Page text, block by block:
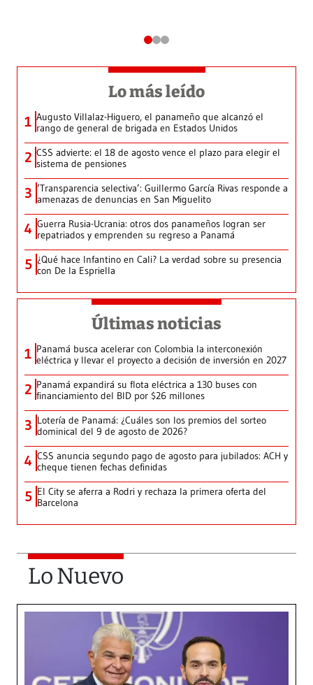
Lo más leído
1 Augusto Villalaz-Higuero, el panameño que alcanzó el
rango de general de brigada en Estados Unidos
2 CSS advierte: el 18 de agosto vence el plazo para elegir el
sistema de pensiones
3 ‘Transparencia selectiva’: Guillermo García Rivas responde a
amenazas de denuncias en San Miguelito
4 Guerra Rusia-Ucrania: otros dos panameños logran ser
repatriados y emprenden su regreso a Panamá
5 ¿Qué hace Infantino en Cali? La verdad sobre su presencia
con De la Espriella
Últimas noticias
1 Panamá busca acelerar con Colombia la interconexión
eléctrica y llevar el proyecto a decisión de inversión en 2027
2 Panamá expandirá su flota eléctrica a 130 buses con
financiamiento del BID por $26 millones
3 Lotería de Panamá: ¿Cuáles son los premios del sorteo
dominical del 9 de agosto de 2026?
4 CSS anuncia segundo pago de agosto para jubilados: ACH y
cheque tienen fechas definidas
5 El City se aferra a Rodri y rechaza la primera oferta del
Barcelona
Lo Nuevo